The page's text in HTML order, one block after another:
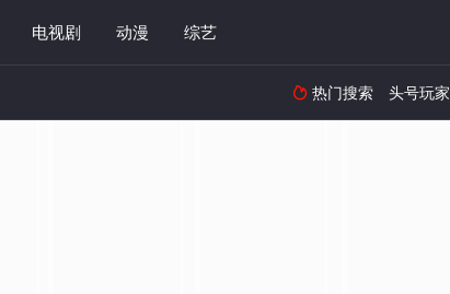
电视剧 动漫 综艺
 热门搜索 头号玩家